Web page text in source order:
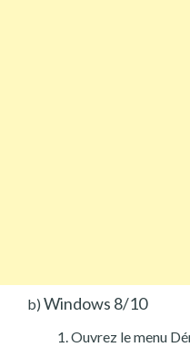
b) Windows 8/10
Ouvrez le menu